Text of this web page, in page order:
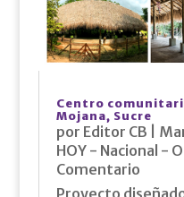
Centro
Mojana, Sucre
por Editor CB
HOY - Nacional -
Comentario
Proyecto